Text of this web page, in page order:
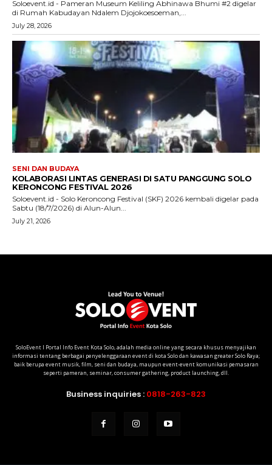
SoloEvent I Portal Info Event Kota Solo, adalah media online yang secara khusus menyajikan
informasi tentang berbagai penyelenggaraan event di kota Solo dan kawasan greater Solo Raya;
baik berupa event musik, film, seni dan budaya, maupun event-event komunikasi pemasaran
seperti pameran, seminar, consumer gathering, product launching, dll.
Business inquiries : 0818-263-823